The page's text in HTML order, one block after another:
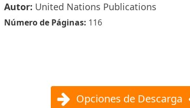
Autor: United Nations Publications
Número de Páginas: 116
Opciones de Descarga